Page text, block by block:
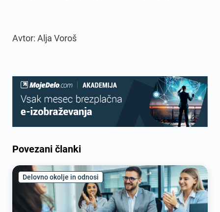
Avtor: Alja Voroš
Povezani članki
Delovno okolje in odnosi